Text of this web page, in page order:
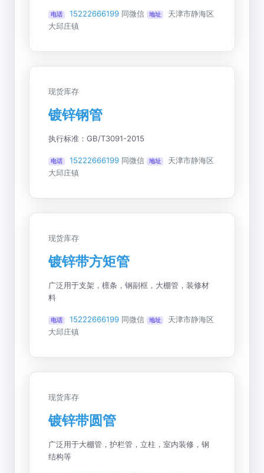
电话 15222666199同微信 地址
天津市静海区
大邱庄镇
现货库存
镀锌钢管
执行标准：GB/T3091-2015
电话 15222666199同微信 地址
天津市静海区
大邱庄镇
现货库存
镀锌带方矩管
广泛用于支架，檩条，钢副框，大棚管，装修材
料
电话 15222666199同微信 地址
天津市静海区
大邱庄镇
现货库存
镀锌带圆管
广泛用于大棚管，护栏管，立柱，室内装修，钢
结构等